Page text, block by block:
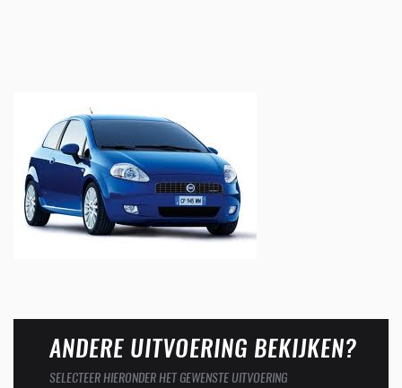
ANDERE UITVOERING BEKIJKEN?
SELECTEER HIERONDER HET GEWENSTE UITVOERING